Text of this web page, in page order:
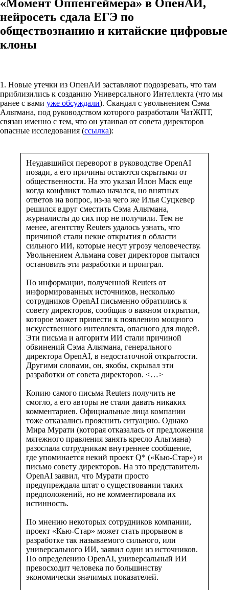
«Момент Оппенгеймера» в ОпенАИ,
нейросеть сдала ЕГЭ по
обществознанию и китайские цифровые
клоны
1. Новые утечки из ОпенАИ заставляют подозревать, что там
приблизились к созданию Универсального Интеллекта (что мы
ранее с вами уже обсуждали). Скандал с увольнением Сэма
Альтмана, под руководством которого разработали ЧатЖПТ,
связан именно с тем, что он утаивал от совета директоров
опасные исследования (ссылка):
Неудавшийся переворот в руководстве OpenAI
позади, а его причины остаются скрытыми от
общественности. На это указал Илон Маск еще
когда конфликт только начался, но внятных
ответов на вопрос, из-за чего же Илья Суцкевер
решился вдруг сместить Сэма Альтмана,
журналисты до сих пор не получили. Тем не
менее, агентству Reuters удалось узнать, что
причиной стали некие открытия в области
сильного ИИ, которые несут угрозу человечеству.
Увольнением Альмана совет директоров пытался
остановить эти разработки и проиграл.
По информации, полученной Reuters от
информированных источников, несколько
сотрудников OpenAI письменно обратились к
совету директоров, сообщив о важном открытии,
которое может привести к появлению мощного
искусственного интеллекта, опасного для людей.
Эти письма и алгоритм ИИ стали причиной
обвинений Сэма Альтмана, генерального
директора OpenAI, в недостаточной открытости.
Другими словами, он, якобы, скрывал эти
разработки от совета директоров. <…>
Копию самого письма Reuters получить не
смогло, а его авторы не стали давать никаких
комментариев. Официальные лица компании
тоже отказались прояснить ситуацию. Однако
Мира Мурати (которая отказалась от предложения
мятежного правления занять кресло Альтмана)
разослала сотрудникам внутреннее сообщение,
где упоминается некий проект Q* («Кью-Стар») и
письмо совету директоров. На это представитель
OpenAI заявил, что Мурати просто
предупреждала штат о существовании таких
предположений, но не комментировала их
истинность.
По мнению некоторых сотрудников компании,
проект «Кью-Стар» может стать прорывом в
разработке так называемого сильного, или
универсального ИИ, заявил один из источников.
По определению OpenAI, универсальный ИИ
превосходит человека по большинству
экономически значимых показателей.